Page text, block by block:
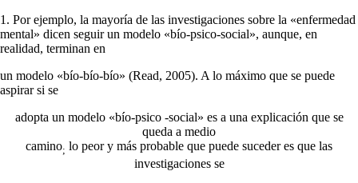
1. Por ejemplo, la mayoría de las investigaciones sobre la «enfermedad
mental» dicen seguir un modelo «bío-psico-social», aunque, en
realidad, terminan en
un modelo «bío-bío-bío» (Read, 2005). A lo máximo que se puede
aspirar si se
adopta un modelo «bío-psico -social» es a una explicación que se
queda a medio
camino; lo peor y más probable que puede suceder es que las
investigaciones se